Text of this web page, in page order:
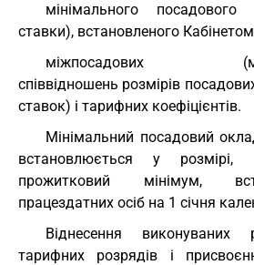
мінімального
ставки), встановленого Кабінетом
міжпосадових
співвідношень розмірів
ставок) і тарифних коефіцієнтів.
Мінімальний посадовий
встановлюється у
прожитковий мінімум,
працездатних осіб на 1 січня
Віднесення
тарифних розрядів і